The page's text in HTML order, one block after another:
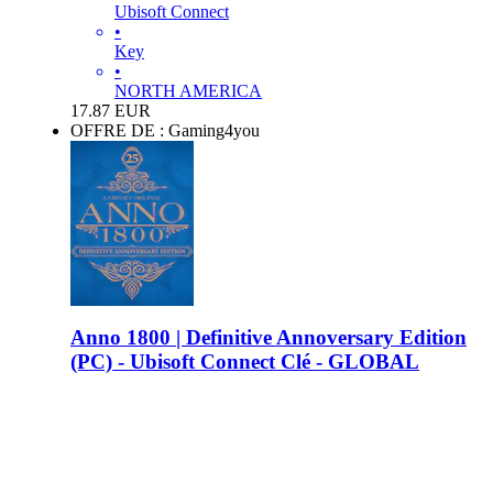
Ubisoft Connect
•
Key
•
NORTH AMERICA
17.87 EUR
OFFRE DE : Gaming4you
Anno 1800 | Definitive Annoversary Edition
(PC) - Ubisoft Connect Clé - GLOBAL